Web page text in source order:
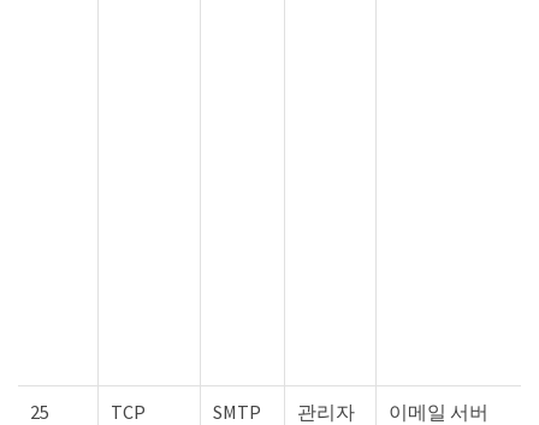
25 TCP SMTP
관리자
이메일 서버